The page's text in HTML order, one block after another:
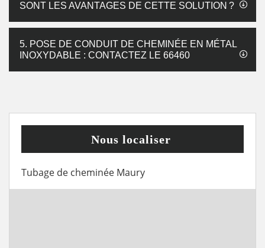
SONT LES AVANTAGES DE CETTE SOLUTION ?
5. POSE DE CONDUIT DE CHEMINÉE EN MÉTAL
INOXYDABLE : CONTACTEZ LE 66460
Nous localiser
Tubage de cheminée Maury